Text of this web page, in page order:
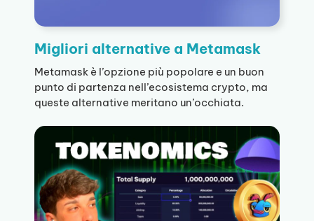
Migliori alternative a Metamask
Metamask è l’opzione più popolare e un buon
punto di partenza nell’ecosistema crypto, ma
queste alternative meritano un’occhiata.